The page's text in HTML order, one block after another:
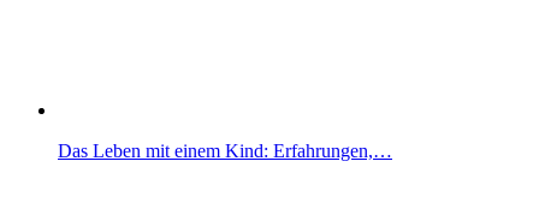
Das Leben mit einem Kind: Erfahrungen,…